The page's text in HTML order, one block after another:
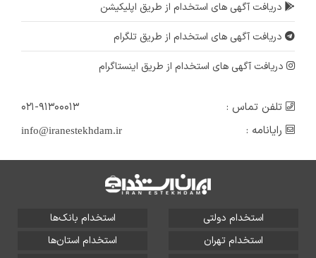
دریافت آگهی های استخدام از طریق اپلیکیشن
دریافت آگهی های استخدام از طریق تلگرام
دریافت آگهی های استخدام از طریق اینستاگرام
تلفن تماس :
۰۲۱-۹۱۳۰۰۰۱۳
رایانامه :
info@iranestekhdam.ir
استخدام دولتی
استخدام بانک‌ها
استخدام تهران
استخدام استان‌ها